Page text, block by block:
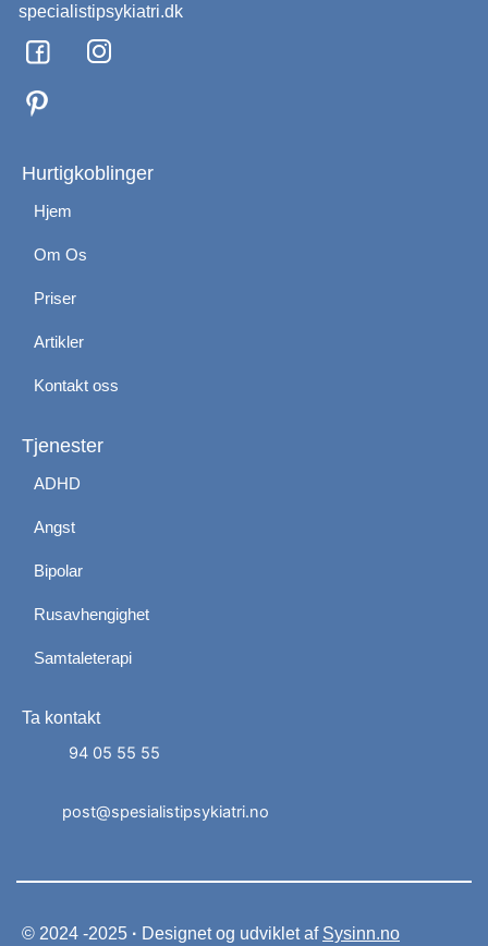
specialistipsykiatri.dk
F
a
c
e
o
k
I
n
g
Hurtigkoblinger
Hjem
Om Os
Priser
Artikler
Kontakt oss
Tjenester
ADHD
Angst
Bipolar
Rusavhengighet
Samtaleterapi
Ta kontakt
94 05 55 55
post@spesialistipsykiatri.no
© 2024 -2025 · Designet og udviklet af Sysinn.no
Administrer dit samtykke
For at give den bedst mulige oplevelse bruger vi
Statistik